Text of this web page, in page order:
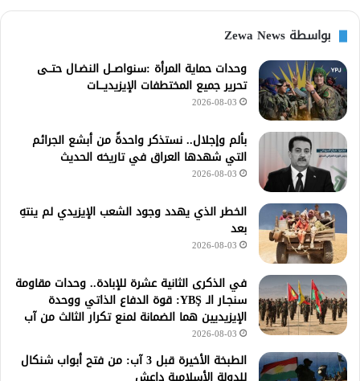
بواسطة Zewa News
وحدات حماية المرأة :سنواصــل النضـال حتــى
تحرير جميع المختطفات الإيزيديـــات
2026-08-03
بألم وإجلال.. نستذكر واحدةً من أبشع الجرائم
التي شهدها العراق في تاريخه الحديث
2026-08-03
الخطر الذي يهدد وجود الشعب الإيزيدي لم ينتهِ
بعد
2026-08-03
في الذكرى الثانية عشرة للإبادة.. وحدات مقاومة
سنجـار الـ YBŞ: قوة الدفاع الذاتي ووحدة
الإيزيديين هما الضمانة لمنع تكرار الثالث من آب
2026-08-03
الطبخة الأخيرة قبل 3 آب: من فتح أبواب شنكال